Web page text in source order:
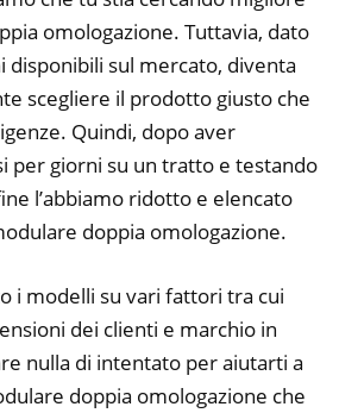
omologazione. Tuttavia, dato
disponibili sul mercato, diventa
scegliere il prodotto giusto che
Quindi, dopo aver
per giorni su un tratto e testando
l’abbiamo ridotto e elencato
doppia omologazione.
i modelli su vari fattori tra cui
dei clienti e marchio in
nulla di intentato per aiutarti a
doppia omologazione che